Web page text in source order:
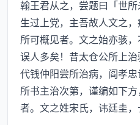
翰王君从之，尝题曰「世
生过上党，主吾故人文之
所可概见者。文之始亦骇，
误人多矣！昔太仓公所上
代钱仲阳尝所治病，阎孝
所书主治次第，谨编如下
者。文之姓宋氏，讳廷圭，